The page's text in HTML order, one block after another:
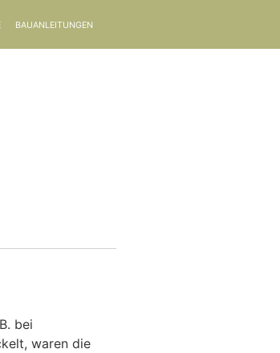
BAUANLEITUNGEN
bei
waren die